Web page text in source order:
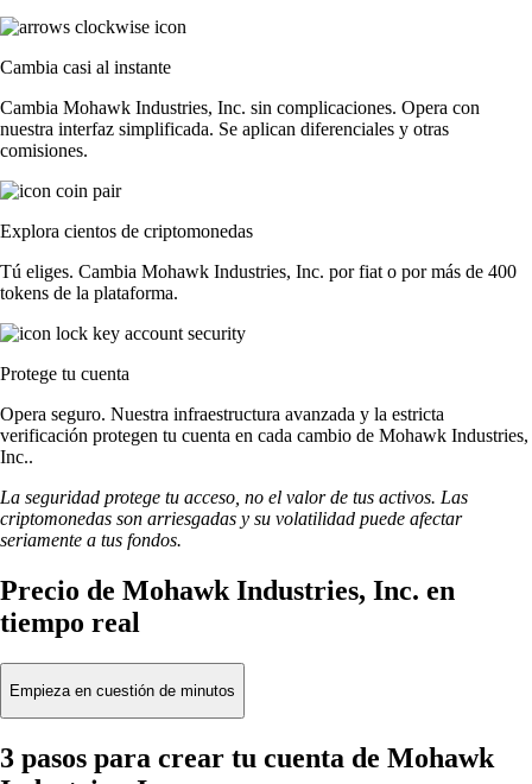
Cambia casi al instante
Cambia Mohawk Industries, Inc. sin complicaciones. Opera con
nuestra interfaz simplificada. Se aplican diferenciales y otras
comisiones.
Explora cientos de criptomonedas
Tú eliges. Cambia Mohawk Industries, Inc. por fiat o por más de 400
tokens de la plataforma.
Protege tu cuenta
Opera seguro. Nuestra infraestructura avanzada y la estricta
verificación protegen tu cuenta en cada cambio de Mohawk Industries,
Inc..
La seguridad protege tu acceso, no el valor de tus activos. Las
criptomonedas son arriesgadas y su volatilidad puede afectar
seriamente a tus fondos.
Precio de Mohawk Industries, Inc. en
tiempo real
Empieza en cuestión de minutos
3 pasos para crear tu cuenta de Mohawk